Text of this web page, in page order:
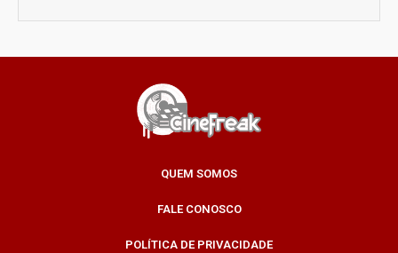
QUEM SOMOS
FALE CONOSCO
POLÍTICA DE PRIVACIDADE